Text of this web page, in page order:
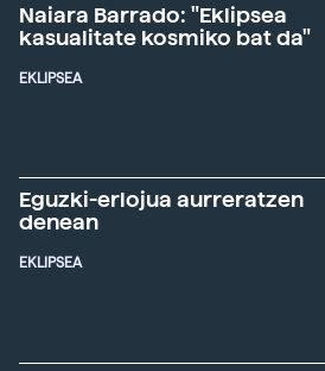
Naiara Barrado: "Eklipsea
kasualitate kosmiko bat da"
EKLIPSEA
Eguzki-erlojua aurreratzen
denean
EKLIPSEA